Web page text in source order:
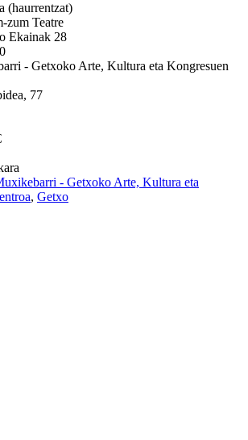
(haurrentzat)
zum Teatre
Ekainak 28
- Getxoko Arte, Kultura eta Kongresuen
77
- Getxoko Arte, Kultura eta
, Getxo